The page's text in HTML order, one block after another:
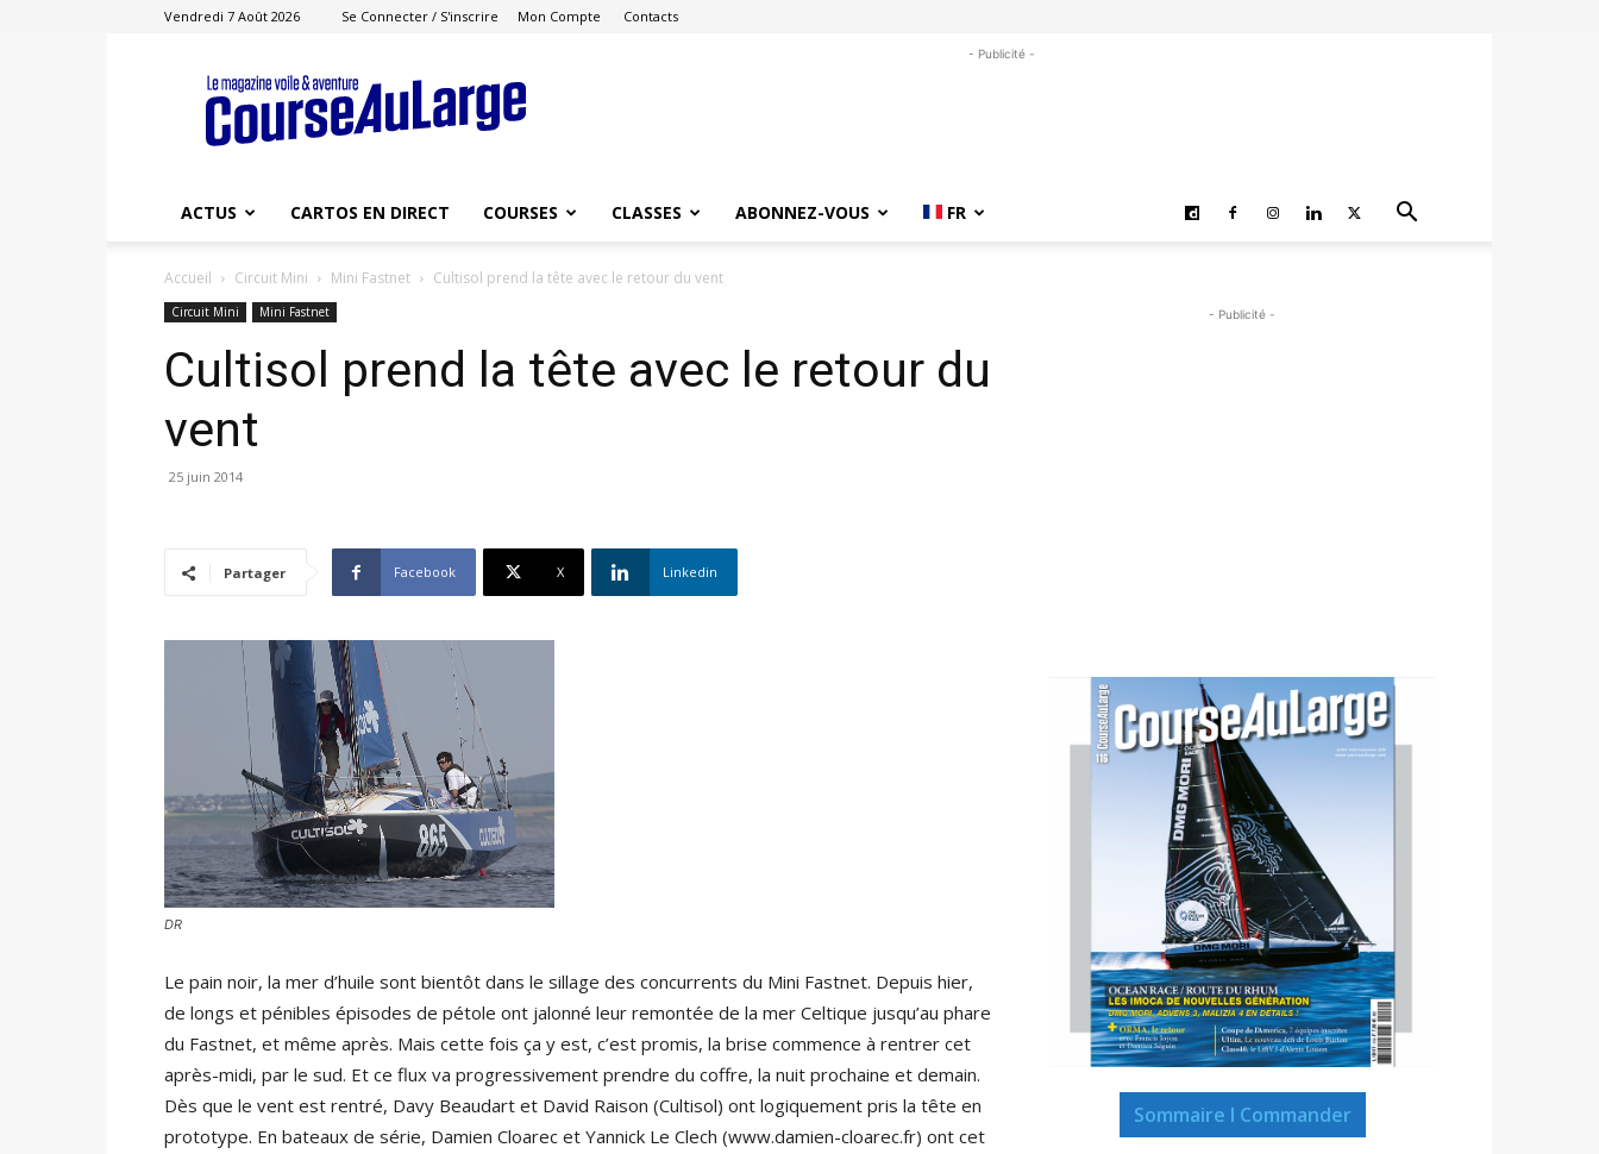
Vendredi 7 Août 2026 Se Connecter / S'inscrire Mon Compte Contacts
Course
au
Large
- Publicité -
ACTUS CARTOS EN DIRECT COURSES CLASSES ABONNEZ-VOUS FR
Accueil Circuit Mini Mini Fastnet Cultisol prend la tête avec le retour du vent
Circuit Mini Mini Fastnet
Cultisol prend la tête avec le retour du
vent
25 juin 2014
Partager Facebook X Linkedin
DR
Le pain noir, la mer d’huile sont bientôt dans le sillage des concurrents du Mini Fastnet. Depuis hier,
de longs et pénibles épisodes de pétole ont jalonné leur remontée de la mer Celtique jusqu’au phare
du Fastnet, et même après. Mais cette fois ça y est, c’est promis, la brise commence à rentrer cet
après-midi, par le sud. Et ce flux va progressivement prendre du coffre, la nuit prochaine et demain.
Dès que le vent est rentré, Davy Beaudart et David Raison (Cultisol) ont logiquement pris la tête en
prototype. En bateaux de série, Damien Cloarec et Yannick Le Clech (www.damien-cloarec.fr) ont cet
- Publicité -
Sommaire I Commander